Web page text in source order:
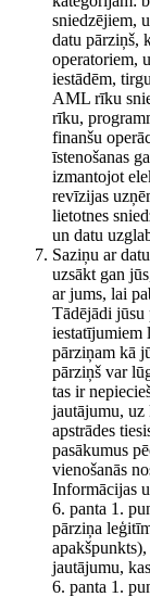
sniedzējiem,
datu pārziņš,
operatoriem,
iestādēm,
AML rīku
rīku,
finanšu
īstenošanas
izmantojot
revīzijas
lietotnes
un datu
Saziņu ar
uzsākt gan
ar jums, lai
Tādējādi jūsu
iestatījumiem
pārziņam kā
pārziņš var
tas ir
jautājumu, uz
apstrādes
pasākumus
vienošanās
Informācijas
6. panta 1.
pārziņa
jautājumu,
6. panta 1.